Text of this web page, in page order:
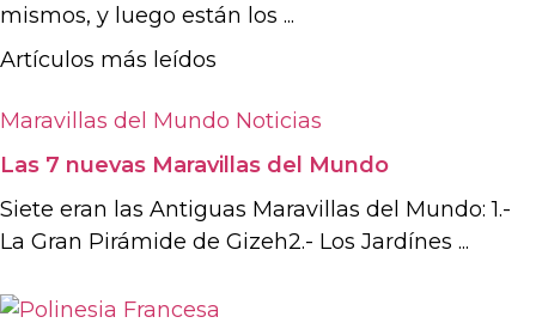
mismos, y luego están los ...
Artículos más leídos
Maravillas del Mundo Noticias
Las 7 nuevas Maravillas del Mundo
Siete eran las Antiguas Maravillas del Mundo: 1.-
La Gran Pirámide de Gizeh2.- Los Jardínes ...